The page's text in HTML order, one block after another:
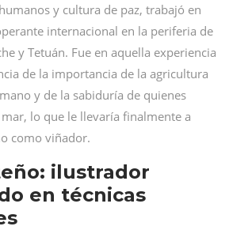
y cultura de paz, trabajó en
internacional en la periferia de
y Tetuán. Fue en aquella experiencia
de la importancia de la agricultura
y de la sabiduría de quienes
lo que le llevaría finalmente a
como viñador.
ilustrador
en técnicas